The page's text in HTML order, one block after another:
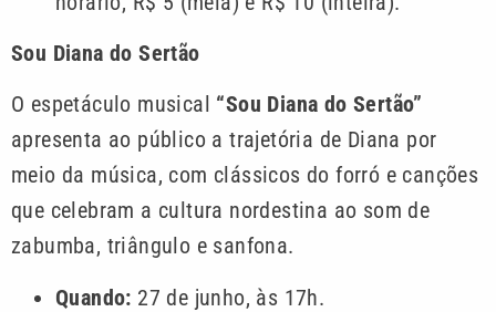
Sou Diana do Sertão
O espetáculo musical “Sou Diana do Sertão”
apresenta ao público a trajetória de Diana por
meio da música, com clássicos do forró e canções
que celebram a cultura nordestina ao som de
zabumba, triângulo e sanfona.
Quando: 27 de junho, às 17h.